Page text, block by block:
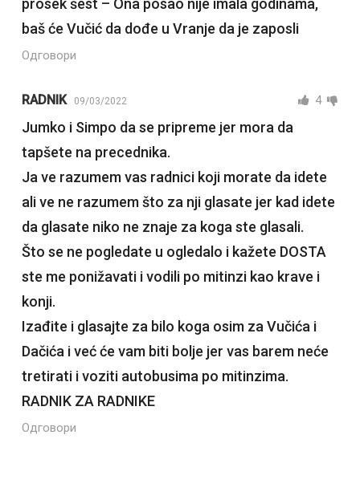
prosek šest – Ona posao nije imala godinama,
baš će Vučić da dođe u Vranje da je zaposli
Одговори
RADNIK 09/03/2022 4
Jumko i Simpo da se pripreme jer mora da
tapšete na precednika.
Ja ve razumem vas radnici koji morate da idete
ali ve ne razumem što za nji glasate jer kad idete
da glasate niko ne znaje za koga ste glasali.
Što se ne pogledate u ogledalo i kažete DOSTA
ste me ponižavati i vodili po mitinzi kao krave i
konji.
Izađite i glasajte za bilo koga osim za Vučića i
Dačića i već će vam biti bolje jer vas barem neće
tretirati i voziti autobusima po mitinzima.
RADNIK ZA RADNIKE
Одговори